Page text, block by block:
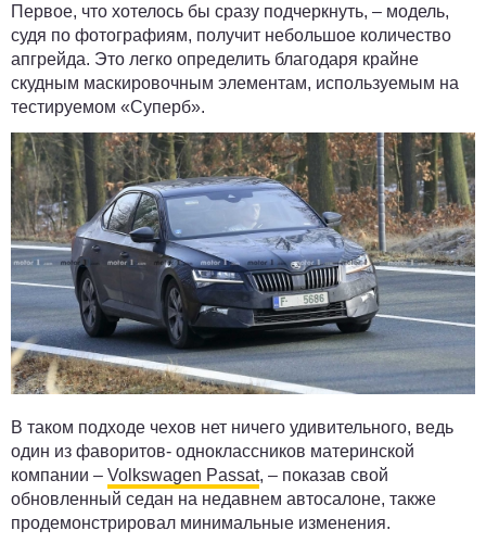
Первое, что хотелось бы сразу подчеркнуть, – модель,
судя по фотографиям, получит небольшое количество
апгрейда. Это легко определить благодаря крайне
скудным маскировочным элементам, используемым на
тестируемом «Суперб».
В таком подходе чехов нет ничего удивительного, ведь
один из фаворитов- одноклассников материнской
компании – Volkswagen Passat, – показав свой
обновленный седан на недавнем автосалоне, также
продемонстрировал минимальные изменения.